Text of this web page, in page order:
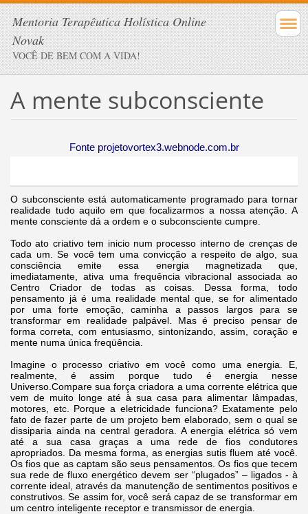
Mentoria Terapêutica Holística Online
Novak
VOCÊ DE BEM COM A VIDA!
A mente subconsciente
Fonte projetovortex3.webnode.com.br
O subconsciente está automaticamente programado para tornar
realidade tudo aquilo em que focalizarmos a nossa atenção. A
mente consciente dá a ordem e o subconsciente cumpre.
Todo ato criativo tem inicio num processo interno de crenças de
cada um. Se você tem uma convicção a respeito de algo, sua
consciência emite essa energia magnetizada que,
imediatamente, ativa uma frequência vibracional associada ao
Centro Criador de todas as coisas. Dessa forma, todo
pensamento já é uma realidade mental que, se for alimentado
por uma forte emoção, caminha a passos largos para se
transformar em realidade palpável. Mas é preciso pensar de
forma correta, com entusiasmo, sintonizando, assim, coração e
mente numa única freqüência.
Imagine o processo criativo em você como uma energia. E,
realmente, é assim porque tudo é energia nesse
Universo.Compare sua força criadora a uma corrente elétrica que
vem de muito longe até à sua casa para alimentar lâmpadas,
motores, etc. Porque a eletricidade funciona? Exatamente pelo
fato de fazer parte de um projeto bem elaborado, sem o qual se
dissiparia ainda na central geradora. A energia elétrica só vem
até a sua casa graças a uma rede de fios condutores
apropriados. Da mesma forma, as energias sutis fluem até você.
Os fios que as captam são seus pensamentos. Os fios que tecem
sua rede de fluxo energético devem ser “plugados” – ligados - à
corrente ideal, através da manutenção de sentimentos positivos e
construtivos. Se assim for, você será capaz de se transformar em
um centro inteligente receptor e transmissor de energia.